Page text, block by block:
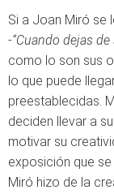
Si a Joan Miró se
-“Cuando dejas
como lo son sus
lo que puede
preestablecidas.
deciden llevar a
motivar su
exposición que
Miró hizo de la